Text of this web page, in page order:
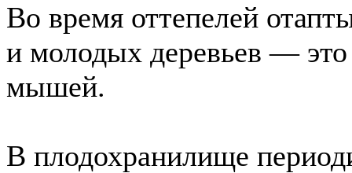
Во время оттепелей
и молодых деревьев —
мышей.
В плодохранилище